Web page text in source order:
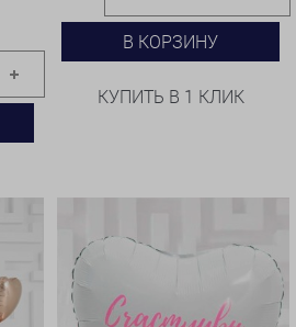
В КОРЗИНУ
КУПИТЬ В 1 КЛИК